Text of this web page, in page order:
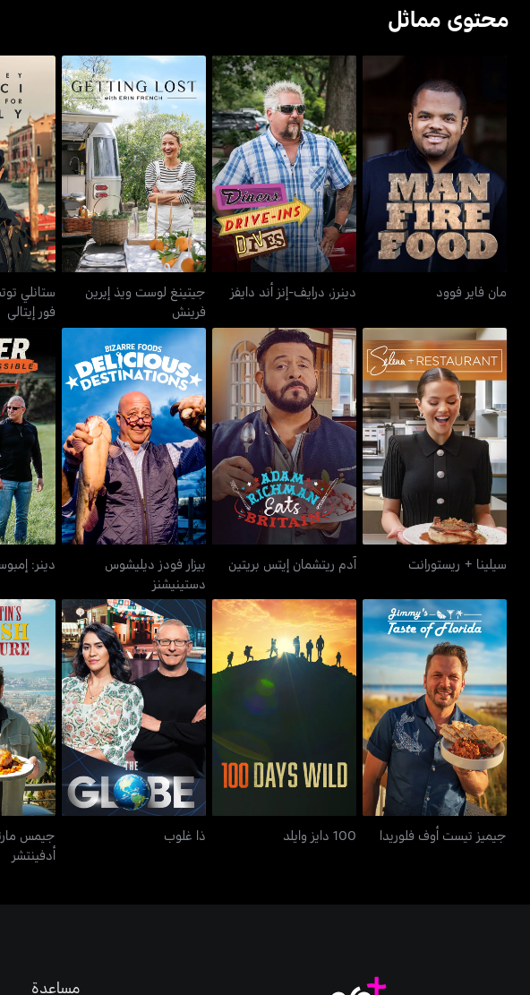
محتوى مماثل
مان فاير فوود
مان فاير فوود
دينرز، درايف-إنز أند دايفز
دينرز، درايف-إنز أند دايفز
جيتينغ لوست ويذ إيرين
فرينش
جيتينغ لوست ويذ إيرين
فرينش
ستانلي
ستانلي
فور إيتالي
سيلينا + ريستورانت
سيلينا + ريستورانت
آدم ريتشمان إيتس بريتين
آدم ريتشمان إيتس بريتين
بيزار فودز ديليشوس
دستينيشنز
بيزار فودز ديليشوس
دستينيشنز
دينر:
جيميز تيست أوف فلوريدا
جيميز تيست أوف فلوريدا 100 دايز وايلد
ذا غلوب
ذا غلوب
جيمس
جيمس
أدفينتشر
مساعدة